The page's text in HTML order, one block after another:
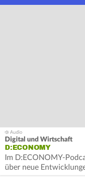
Digital und Wirtschaft
D:ECONOMY
Im D:ECONOMY-
über neue